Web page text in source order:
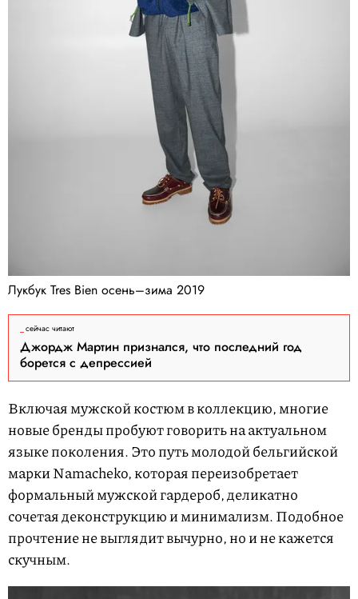
Лукбук Tres Bien осень–зима 2019
сейчас читают
Джордж Мартин признался, что последний год
борется с депрессией
Включая мужской костюм в коллекцию, многие
новые бренды пробуют говорить на актуальном
языке поколения. Это путь молодой бельгийской
марки Namacheko, которая переизобретает
формальный мужской гардероб, деликатно
сочетая деконструкцию и минимализм. Подобное
прочтение не выглядит вычурно, но и не кажется
скучным.